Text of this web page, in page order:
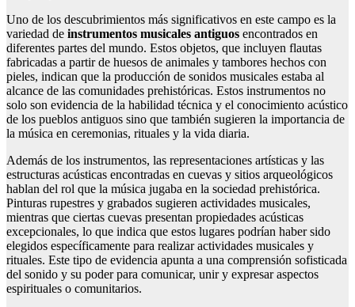
Uno de los descubrimientos más significativos en este campo es la
variedad de instrumentos musicales antiguos encontrados en
diferentes partes del mundo. Estos objetos, que incluyen flautas
fabricadas a partir de huesos de animales y tambores hechos con
pieles, indican que la producción de sonidos musicales estaba al
alcance de las comunidades prehistóricas. Estos instrumentos no
solo son evidencia de la habilidad técnica y el conocimiento acústico
de los pueblos antiguos sino que también sugieren la importancia de
la música en ceremonias, rituales y la vida diaria.
Además de los instrumentos, las representaciones artísticas y las
estructuras acústicas encontradas en cuevas y sitios arqueológicos
hablan del rol que la música jugaba en la sociedad prehistórica.
Pinturas rupestres y grabados sugieren actividades musicales,
mientras que ciertas cuevas presentan propiedades acústicas
excepcionales, lo que indica que estos lugares podrían haber sido
elegidos específicamente para realizar actividades musicales y
rituales. Este tipo de evidencia apunta a una comprensión sofisticada
del sonido y su poder para comunicar, unir y expresar aspectos
espirituales o comunitarios.